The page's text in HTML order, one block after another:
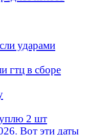
ударами
гтц в сборе
2 шт
Вот эти даты